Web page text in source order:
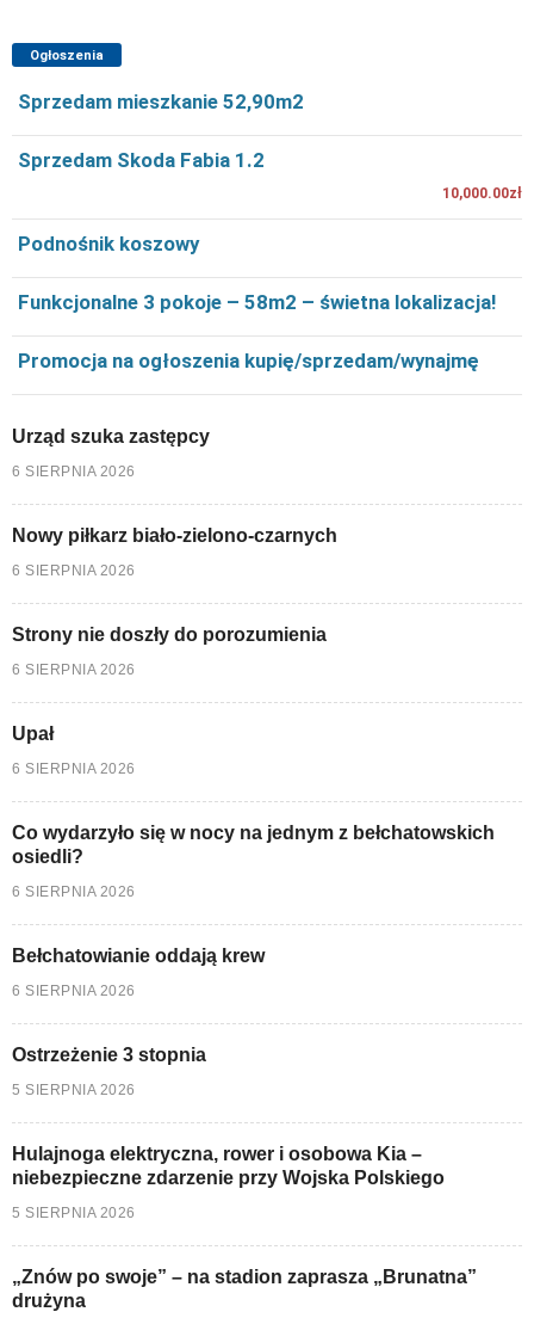
Ogłoszenia
Sprzedam mieszkanie 52,90m2
Sprzedam Skoda Fabia 1.2
10,000.00zł
Podnośnik koszowy
Funkcjonalne 3 pokoje – 58m2 – świetna lokalizacja!
Promocja na ogłoszenia kupię/sprzedam/wynajmę
Urząd szuka zastępcy
6 SIERPNIA 2026
Nowy piłkarz biało-zielono-czarnych
6 SIERPNIA 2026
Strony nie doszły do porozumienia
6 SIERPNIA 2026
Upał
6 SIERPNIA 2026
Co wydarzyło się w nocy na jednym z bełchatowskich
osiedli?
6 SIERPNIA 2026
Bełchatowianie oddają krew
6 SIERPNIA 2026
Ostrzeżenie 3 stopnia
5 SIERPNIA 2026
Hulajnoga elektryczna, rower i osobowa Kia –
niebezpieczne zdarzenie przy Wojska Polskiego
5 SIERPNIA 2026
„Znów po swoje” – na stadion zaprasza „Brunatna”
drużyna